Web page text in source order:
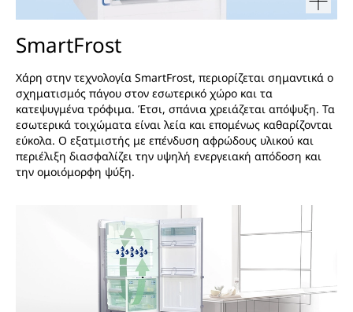
SmartFrost
Χάρη στην τεχνολογία SmartFrost, περιορίζεται σημαντικά ο
σχηματισμός πάγου στον εσωτερικό χώρο και τα
κατεψυγμένα τρόφιμα. Έτσι, σπάνια χρειάζεται απόψυξη. Τα
εσωτερικά τοιχώματα είναι λεία και επομένως καθαρίζονται
εύκολα. Ο εξατμιστής με επένδυση αφρώδους υλικού και
περιέλιξη διασφαλίζει την υψηλή ενεργειακή απόδοση και
την ομοιόμορφη ψύξη.